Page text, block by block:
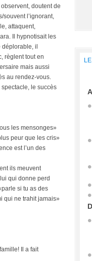
doutent de
souvent l’ignorant,
attaquent,
Il hypnotisait les
il
règlent tout en
mais aussi
au rendez-vous.
le succès
les mensonges»
peur que les cris»
est l’un des
ils meuvent
qui donne perd
si tu as des
qui ne trahit jamais»
Il a fait